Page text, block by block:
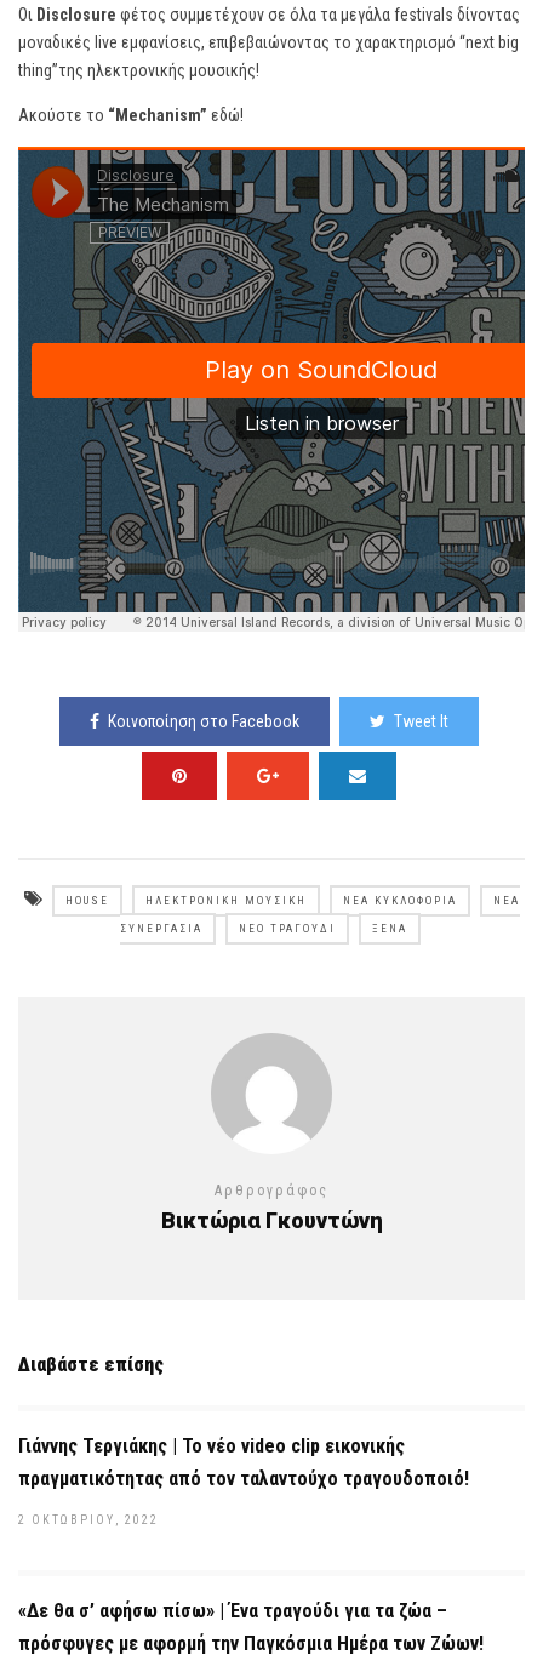
Οι Disclosure φέτος συμμετέχουν σε όλα τα μεγάλα festivals δίνοντας
μοναδικές live εμφανίσεις, επιβεβαιώνοντας το χαρακτηρισμό “next big
thing”της ηλεκτρονικής μουσικής!
Ακούστε το “Mechanism” εδώ!
Κοινοποίηση στο Facebook Tweet It
HOUSE ΗΛΕΚΤΡΟΝΙΚΉ ΜΟΥΣΙΚΉ ΝΈΑ ΚΥΚΛΟΦΟΡΊΑ ΝΈΑ
ΣΥΝΕΡΓΑΣΊΑ ΝΈΟ ΤΡΑΓΟΎΔΙ ΞΈΝΑ
Αρθρογράφος
Βικτώρια Γκουντώνη
Διαβάστε επίσης
Γιάννης Τεργιάκης | Το νέο video clip εικονικής
πραγματικότητας από τον ταλαντούχο τραγουδοποιό!
2 ΟΚΤΩΒΡΊΟΥ, 2022
«Δε θα σ’ αφήσω πίσω» | Ένα τραγούδι για τα ζώα –
πρόσφυγες με αφορμή την Παγκόσμια Ημέρα των Ζώων!